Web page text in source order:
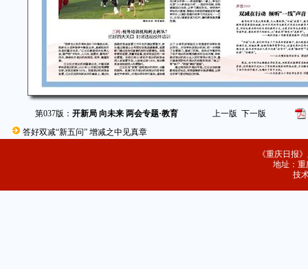
第037版：开新局 向未来 两会专题·教育 上一版 下一版
答好双减“新五问” 增减之中见真章
《重庆日报
地址：重
技